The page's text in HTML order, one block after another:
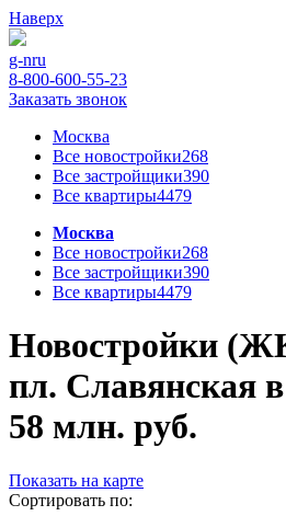
Наверх
g-nru
8-800-600-55-23
Заказать звонок
Москва
Все новостройки268
Все застройщики390
Все квартиры4479
Москва
Все новостройки268
Все застройщики390
Все квартиры4479
Новостройки
пл. Славянская
58 млн. руб.
Показать на карте
Сортировать по: